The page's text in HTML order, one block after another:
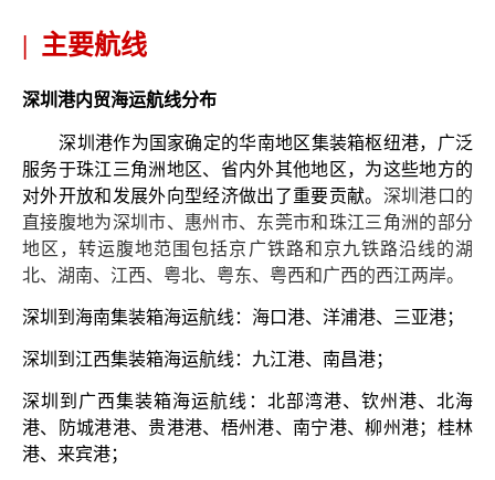
| 主要航线
深圳港内贸海运航线分布
深圳港作为国家确定的华南地区集装箱枢纽港，广泛
服务于珠江三角洲地区、省内外其他地区，为这些地方的
对外开放和发展外向型经济做出了重要贡献。 深圳港口的
直接腹地为深圳市、惠州市、东莞市和珠江三角洲的部分
地区，转运腹地范围包括京广铁路和京九铁路沿线的湖
北、湖南、江西、粤北、粤东、粤西和广西的西江两岸。
深圳到海南集装箱海运航线：海口港、洋浦港、三亚港；
深圳到江西集装箱海运航线：九江港、南昌港；
深圳到广西集装箱海运航线：北部湾港、钦州港、北海
港、防城港港、贵港港、梧州港、南宁港、柳州港；桂林
港、来宾港；